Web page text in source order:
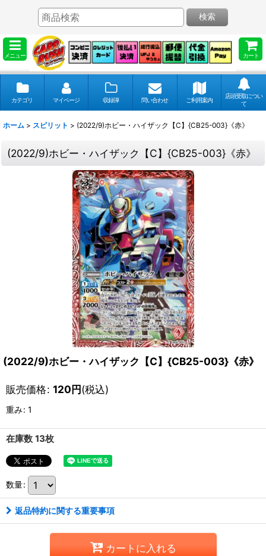
メニュー カート
検索
カテゴリ マイページ 収録弾 問い合わせ ご利用案内
店頭受取につい
て
ホーム > スピリット > (2022/9)ホビー・ハイザック【C】{CB25-003}《赤》
(2022/9)ホビー・ハイザック【C】{CB25-003}《赤》
(2022/9)ホビー・ハイザック【C】{CB25-003}《赤》
販売価格: 120円(税込)
重み: 1
在庫数 13枚
数量:
返品特約に関する重要事項
カートに入れる